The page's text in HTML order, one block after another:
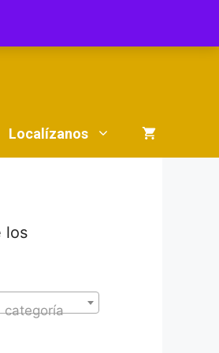
Localízanos
los
categoría